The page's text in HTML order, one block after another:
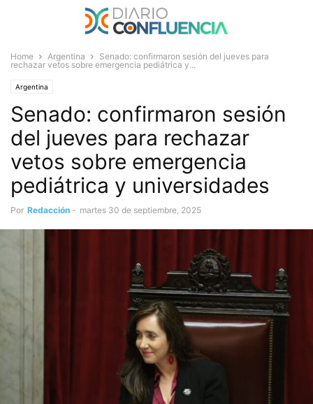
Home Argentina
Senado: confirmaron sesión del jueves para
rechazar vetos sobre emergencia pediátrica y...
Argentina
Senado: confirmaron sesión
del jueves para rechazar
vetos sobre emergencia
pediátrica y universidades
Por Redacción - martes 30 de septiembre, 2025